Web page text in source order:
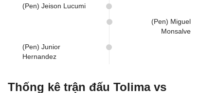
(Pen) Jeison Lucumi
(Pen) Miguel
Monsalve
(Pen) Junior
Hernandez
Thống kê trận đấu Tolima vs